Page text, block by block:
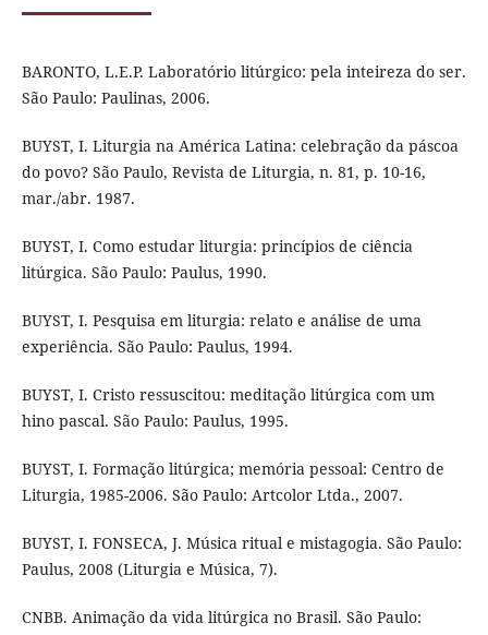
BARONTO, L.E.P. Laboratório litúrgico: pela inteireza do ser.
São Paulo: Paulinas, 2006.
BUYST, I. Liturgia na América Latina: celebração da páscoa
do povo? São Paulo, Revista de Liturgia, n. 81, p. 10-16,
mar./abr. 1987.
BUYST, I. Como estudar liturgia: princípios de ciência
litúrgica. São Paulo: Paulus, 1990.
BUYST, I. Pesquisa em liturgia: relato e análise de uma
experiência. São Paulo: Paulus, 1994.
BUYST, I. Cristo ressuscitou: meditação litúrgica com um
hino pascal. São Paulo: Paulus, 1995.
BUYST, I. Formação litúrgica; memória pessoal: Centro de
Liturgia, 1985-2006. São Paulo: Artcolor Ltda., 2007.
BUYST, I. FONSECA, J. Música ritual e mistagogia. São Paulo:
Paulus, 2008 (Liturgia e Música, 7).
CNBB. Animação da vida litúrgica no Brasil. São Paulo: